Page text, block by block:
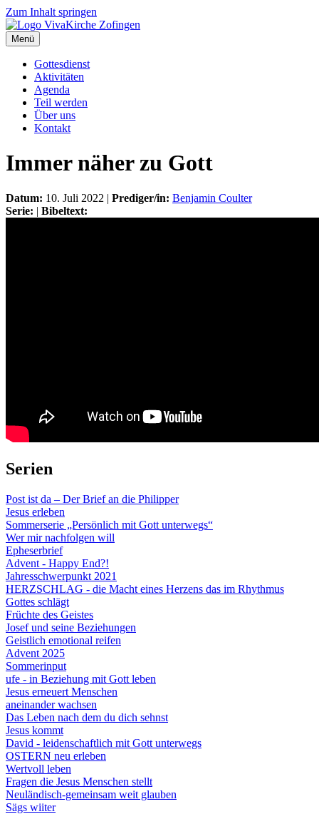
Zum Inhalt springen
Menü
Gottesdienst
Aktivitäten
Agenda
Teil werden
Über uns
Kontakt
Immer näher zu Gott
Datum: 10. Juli 2022 | Prediger/in: Benjamin Coulter
Serie: | Bibeltext:
Serien
Post ist da – Der Brief an die Philipper
Jesus erleben
Sommerserie „Persönlich mit Gott unterwegs“
Wer mir nachfolgen will
Epheserbrief
Advent - Happy End?!
Jahresschwerpunkt 2021
HERZSCHLAG - die Macht eines Herzens das im Rhythmus
Gottes schlägt
Früchte des Geistes
Josef und seine Beziehungen
Geistlich emotional reifen
Advent 2025
Sommerinput
ufe - in Beziehung mit Gott leben
Jesus erneuert Menschen
aneinander wachsen
Das Leben nach dem du dich sehnst
Jesus kommt
David - leidenschaftlich mit Gott unterwegs
OSTERN neu erleben
Wertvoll leben
Fragen die Jesus Menschen stellt
Neuländisch-gemeinsam weit glauben
Sägs wiiter